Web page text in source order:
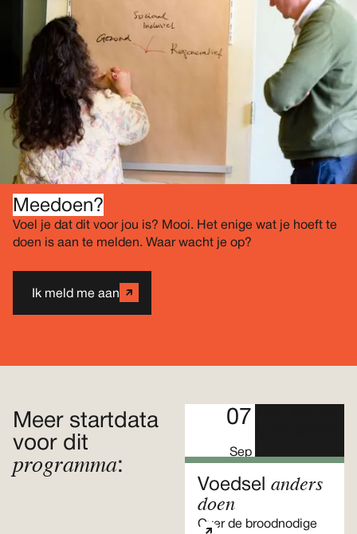
Meedoen?
Voel je dat dit voor jou is? Mooi. Het enige wat je hoeft te
doen is aan te melden. Waar wacht je op?
Ik meld me aan
Meer startdata
voor dit
programma:
07
Sep
Voedsel anders
doen
Over de broodnodige